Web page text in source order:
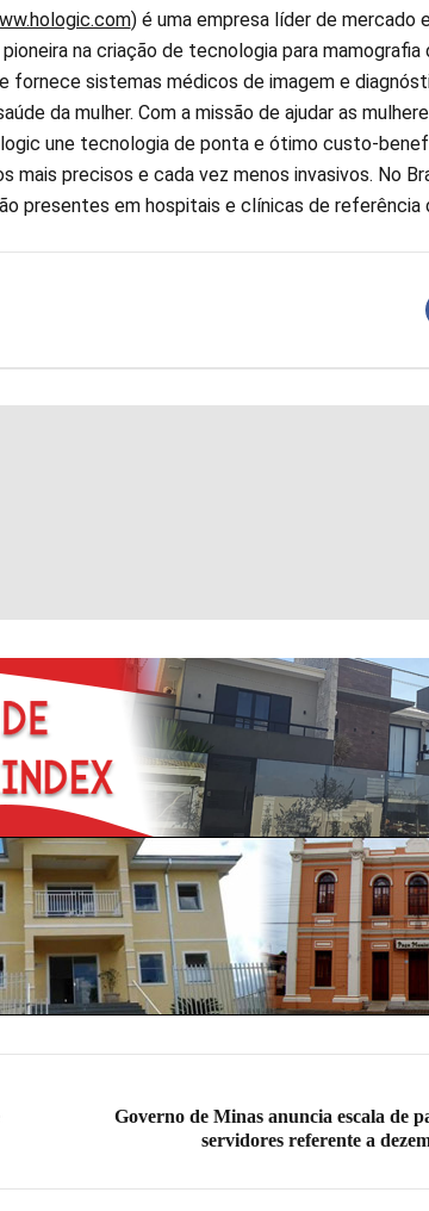
) é uma empresa líder de mercado
na criação de tecnologia para mamografia
fornece sistemas médicos de imagem e
da mulher. Com a missão de ajudar as
une tecnologia de ponta e ótimo custo-
mais precisos e cada vez menos invasivos. No
presentes em hospitais e clínicas de referência
Governo de Minas anuncia escala de
servidores referente a